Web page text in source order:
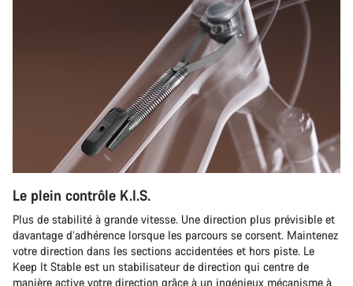
Le plein contrôle K.I.S.
Plus de stabilité à grande vitesse. Une direction plus prévisible et
davantage d’adhérence lorsque les parcours se corsent. Maintenez
votre direction dans les sections accidentées et hors piste. Le
Keep It Stable est un stabilisateur de direction qui centre de
manière active votre direction grâce à un ingénieux mécanisme à